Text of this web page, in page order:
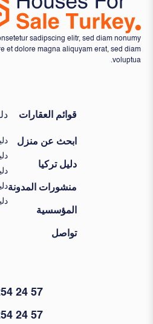
sadipscing elitr, sed diam nonumy
et dolore magna aliquyam erat, sed diam
voluptua.
قوائم العقارات
ابحث عن منزل
دليل تركيا
منشورات المدونة
المؤسسية
تواصل
24 57
24 57